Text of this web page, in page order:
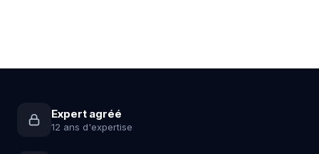
Expert agréé
12 ans d'expertise